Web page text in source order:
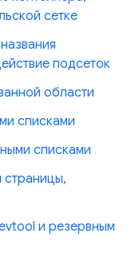
сетке
подсеток
области
списками
списками
страницы,
и резервным